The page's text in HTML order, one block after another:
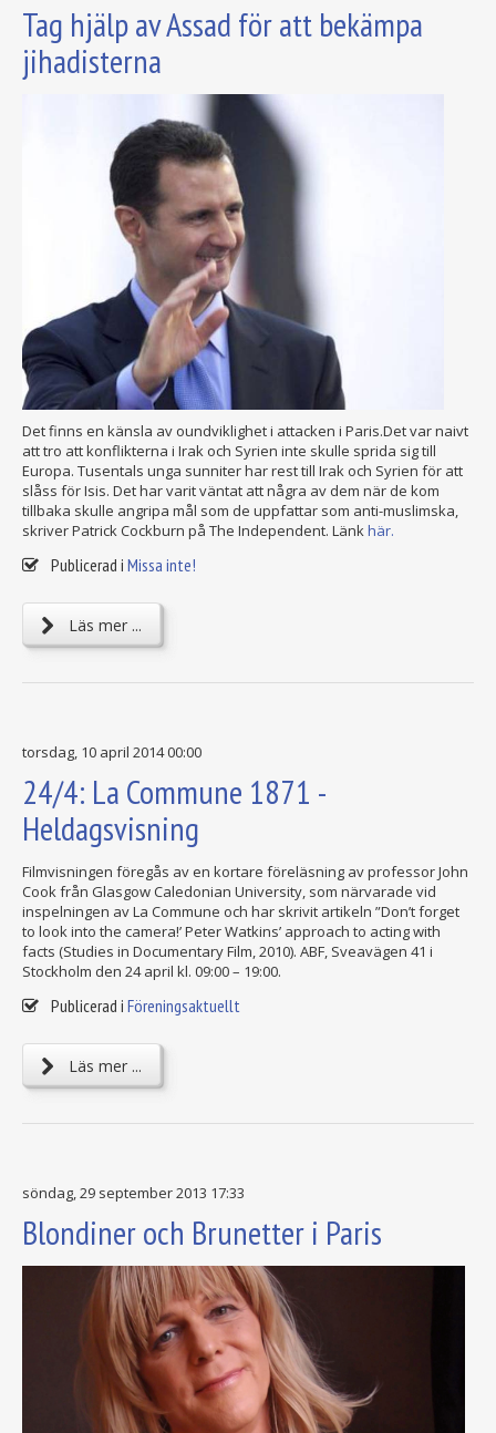
Tag hjälp av Assad för att bekämpa
jihadisterna
Det finns en känsla av oundviklighet i attacken i Paris.Det var naivt
att tro att konflikterna i Irak och Syrien inte skulle sprida sig till
Europa. Tusentals unga sunniter har rest till Irak och Syrien för att
slåss för Isis. Det har varit väntat att några av dem när de kom
tillbaka skulle angripa mål som de uppfattar som anti-muslimska,
skriver Patrick Cockburn på The Independent. Länkhär.
Publicerad i Missa inte!
Läs mer ...
torsdag, 10 april 2014 00:00
24/4: La Commune 1871 -
Heldagsvisning
Filmvisningen föregås av en kortare föreläsning av professor John
Cook från Glasgow Caledonian University, som närvarade vid
inspelningen av La Commune och har skrivit artikeln ”Don’t forget
to look into the camera!’ Peter Watkins’ approach to acting with
facts (Studies in Documentary Film, 2010). ABF, Sveavägen 41 i
Stockholm den 24 april kl. 09:00 – 19:00.
Publicerad i Föreningsaktuellt
Läs mer ...
söndag, 29 september 2013 17:33
Blondiner och Brunetter i Paris